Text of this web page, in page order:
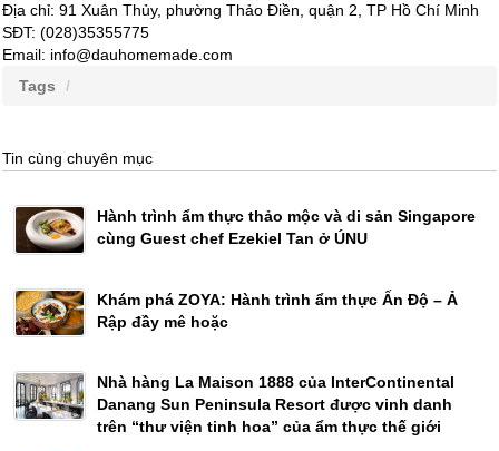
Địa chỉ: 91 Xuân Thủy, phường Thảo Điền, quận 2, TP Hồ Chí Minh
SĐT: (028)35355775
Email: info@dauhomemade.com
Tags
Tin cùng chuyên mục
Hành trình ẩm thực thảo mộc và di sản Singapore
cùng Guest chef Ezekiel Tan ở ÚNU
Khám phá ZOYA: Hành trình ẩm thực Ấn Độ – Ả
Rập đầy mê hoặc
Nhà hàng La Maison 1888 của InterContinental
Danang Sun Peninsula Resort được vinh danh
trên “thư viện tinh hoa” của ẩm thực thế giới